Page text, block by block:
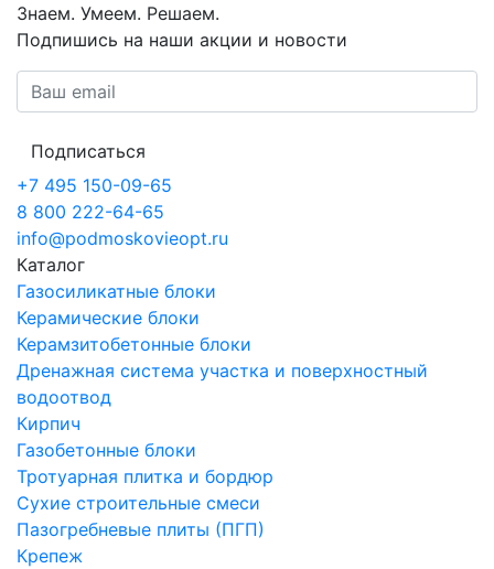
Знаем. Умеем. Решаем.
Подпишись на наши акции и новости
Подписаться
+7 495 150-09-65
8 800 222-64-65
info@podmoskovieopt.ru
Каталог
Газосиликатные блоки
Керамические блоки
Керамзитобетонные блоки
Дренажная система участка и поверхностный
водоотвод
Кирпич
Газобетонные блоки
Тротуарная плитка и бордюр
Сухие строительные смеси
Пазогребневые плиты (ПГП)
Крепеж